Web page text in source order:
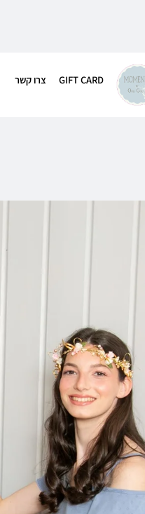
GIFT CARD צרו קשר